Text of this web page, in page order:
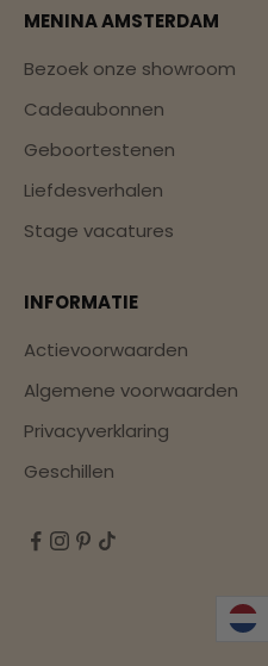
MENINA AMSTERDAM
Bezoek onze showroom
Cadeaubonnen
Geboortestenen
Liefdesverhalen
Stage vacatures
INFORMATIE
Actievoorwaarden
Algemene voorwaarden
Privacyverklaring
Geschillen